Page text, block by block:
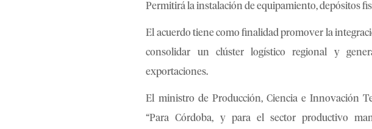
Permitirá la instalación de equipamiento, depósitos
El acuerdo tiene como finalidad promover la
consolidar un clúster logístico regional y
exportaciones.
El ministro de Producción, Ciencia e Innovación
“Para Córdoba, y para el sector productivo